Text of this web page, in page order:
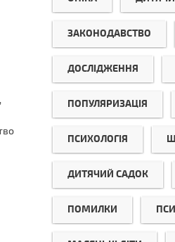
ЗАКОНОДАВСТВО
ДОСЛІДЖЕННЯ
ПОПУЛЯРИЗАЦІЯ
ПСИХОЛОГІЯ
ДИТЯЧИЙ САДОК
ПОМИЛКИ